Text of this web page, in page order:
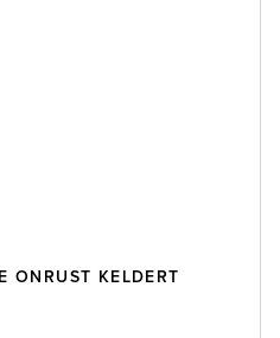
ONRUST KELDERT